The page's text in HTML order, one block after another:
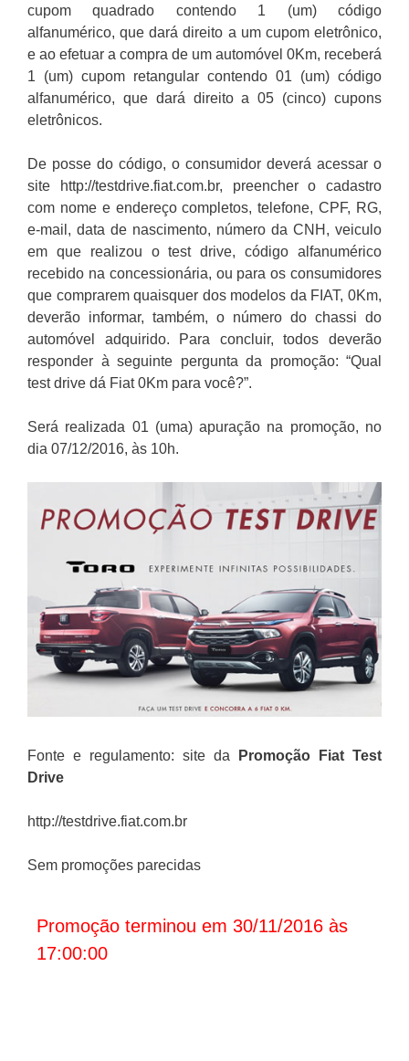
cupom quadrado contendo 1 (um) código
alfanumérico, que dará direito a um cupom eletrônico,
e ao efetuar a compra de um automóvel 0Km, receberá
1 (um) cupom retangular contendo 01 (um) código
alfanumérico, que dará direito a 05 (cinco) cupons
eletrônicos.
De posse do código, o consumidor deverá acessar o
site http://testdrive.fiat.com.br, preencher o cadastro
com nome e endereço completos, telefone, CPF, RG,
e-mail, data de nascimento, número da CNH, veiculo
em que realizou o test drive, código alfanumérico
recebido na concessionária, ou para os consumidores
que comprarem quaisquer dos modelos da FIAT, 0Km,
deverão informar, também, o número do chassi do
automóvel adquirido. Para concluir, todos deverão
responder à seguinte pergunta da promoção: “Qual
test drive dá Fiat 0Km para você?”.
Será realizada 01 (uma) apuração na promoção, no
dia 07/12/2016, às 10h.
Fonte e regulamento: site da
Promoção Fiat Test
Drive
http://testdrive.fiat.com.br
Sem promoções parecidas
Promoção terminou em 30/11/2016 às
17:00:00